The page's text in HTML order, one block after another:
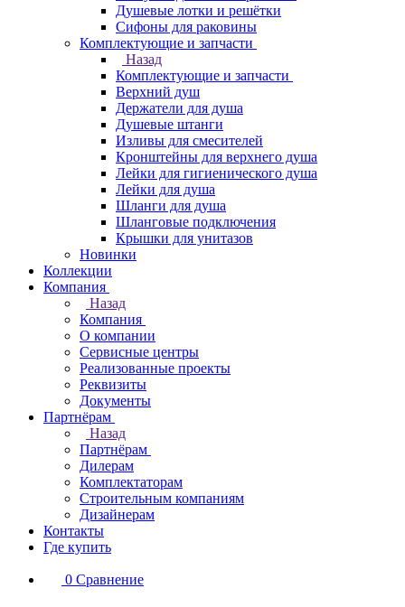
Душевые лотки и решётки
Сифоны для раковины
Комплектующие и запчасти
Назад
Комплектующие и запчасти
Верхний душ
Держатели для душа
Душевые штанги
Изливы для смесителей
Кронштейны для верхнего душа
Лейки для гигиенического душа
Лейки для душа
Шланги для душа
Шланговые подключения
Крышки для унитазов
Новинки
Коллекции
Компания
Назад
Компания
О компании
Сервисные центры
Реализованные проекты
Реквизиты
Документы
Партнёрам
Назад
Партнёрам
Дилерам
Комплектаторам
Строительным компаниям
Дизайнерам
Контакты
Где купить
0 Сравнение